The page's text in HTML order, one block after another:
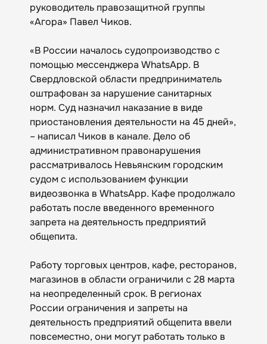
руководитель правозащитной группы
«Агора» Павел Чиков.
«В России началось судопроизводство с
помощью мессенджера WhatsApp. В
Свердловской области предприниматель
оштрафован за нарушение санитарных
норм. Суд назначил наказание в виде
приостановления деятельности на 45 дней»,
– написал Чиков в канале. Дело об
административном правонарушения
рассматривалось Невьянским городским
судом с использованием функции
видеозвонка в WhatsApp. Кафе продолжало
работать после введенного временного
запрета на деятельность предприятий
общепита.
Работу торговых центров, кафе, ресторанов,
магазинов в области ограничили с 28 марта
на неопределенный срок. В регионах
России ограничения и запреты на
деятельность предприятий общепита ввели
повсеместно, они могут работать только в